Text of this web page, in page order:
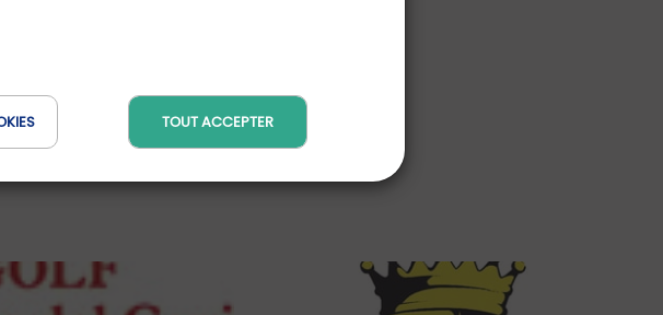
TOUT ACCEPTER